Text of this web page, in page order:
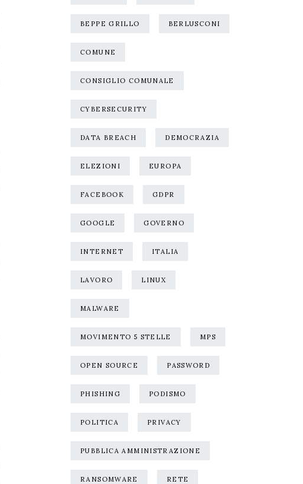
BEPPE GRILLO BERLUSCONI
COMUNE
CONSIGLIO COMUNALE
CYBERSECURITY
DATA BREACH DEMOCRAZIA
ELEZIONI EUROPA
FACEBOOK GDPR
GOOGLE GOVERNO
INTERNET ITALIA
LAVORO LINUX
MALWARE
MOVIMENTO 5 STELLE MPS
OPEN SOURCE PASSWORD
PHISHING PODISMO
POLITICA PRIVACY
PUBBLICA AMMINISTRAZIONE
RANSOMWARE RETE